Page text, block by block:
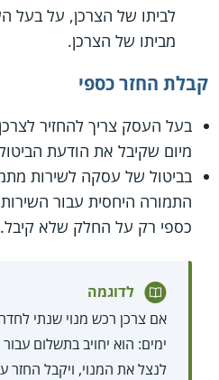
לביתו של הצרכן, על
מביתו של הצרכן.
קבלת החזר כספי
מיום שקיבל את הודעת
בביטול של עסקה לשירות
התמורה היחסית עבור
כספי רק על החלק שלא קיבל.
לדוגמה
לנצל את המנוי, ויקבל